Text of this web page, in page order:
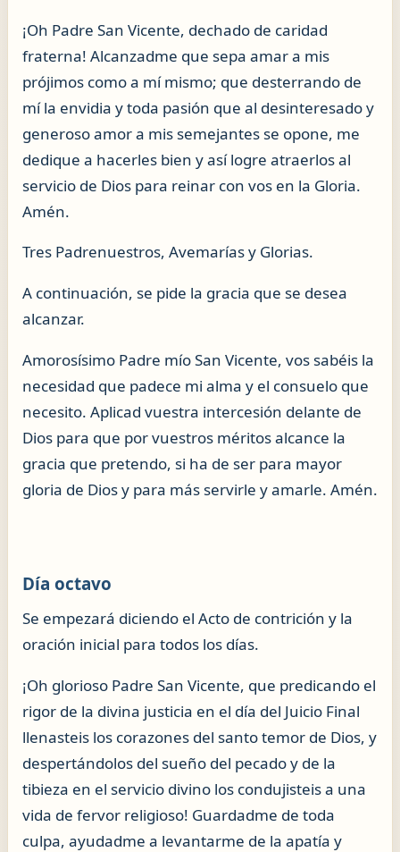
¡Oh Padre San Vicente, dechado de caridad
fraterna! Alcanzadme que sepa amar a mis
prójimos como a mí mismo; que desterrando de
mí la envidia y toda pasión que al desinteresado y
generoso amor a mis semejantes se opone, me
dedique a hacerles bien y así logre atraerlos al
servicio de Dios para reinar con vos en la Gloria.
Amén.
Tres Padrenuestros, Avemarías y Glorias.
A continuación, se pide la gracia que se desea
alcanzar.
Amorosísimo Padre mío San Vicente, vos sabéis la
necesidad que padece mi alma y el consuelo que
necesito. Aplicad vuestra intercesión delante de
Dios para que por vuestros méritos alcance la
gracia que pretendo, si ha de ser para mayor
gloria de Dios y para más servirle y amarle. Amén.
Día octavo
Se empezará diciendo el Acto de contrición y la
oración inicial para todos los días.
¡Oh glorioso Padre San Vicente, que predicando el
rigor de la divina justicia en el día del Juicio Final
llenasteis los corazones del santo temor de Dios, y
despertándolos del sueño del pecado y de la
tibieza en el servicio divino los condujisteis a una
vida de fervor religioso! Guardadme de toda
culpa, ayudadme a levantarme de la apatía y